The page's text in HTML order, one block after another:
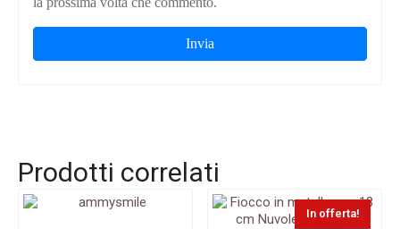
Prodotti correlati
In offerta!